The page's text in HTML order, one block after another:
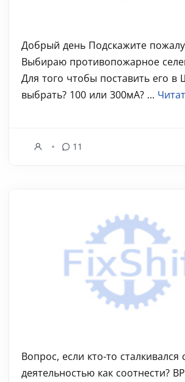
Добрый день Подскажите
Выбираю противопожарное
Для того чтобы поставить его в
выбрать? 100 или 300мА? ...
11
Вопрос, если кто-то
деятельностью как соотнести?